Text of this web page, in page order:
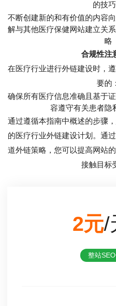
的技巧
不断创建新的和有价值的内容
解与其他医疗保健网站建立关
略
合规性注
在医疗行业进行外链建设时，
要的：
确保所有医疗信息准确且基于
容遵守有关患者隐
通过遵循本指南中概述的步骤
的医疗行业外链建设计划。通
道外链策略，您可以提高网站
接触目标
2元/
整站